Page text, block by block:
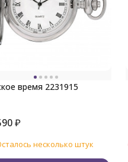
время 2231915
₽
несколько штук